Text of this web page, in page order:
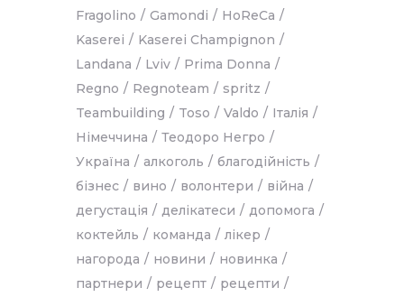
Fragolino
Gamondi
HoReCa
Kaserei
Kaserei Champignon
Landana
Lviv
Prima Donna
Regno
Regnoteam
spritz
Teambuilding
Toso Valdo
Італія
Німеччина
Теодоро Негро
Україна
алкоголь
благодійність
бізнес
вино волонтери
війна
дегустація
делікатеси
допомога
коктейль
команда
лікер
нагорода
новини
новинка
партнери
рецепт
рецепти